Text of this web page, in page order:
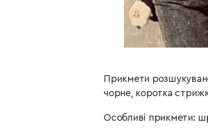
Прикмети
чорне, коротка
Особливі прикмети: